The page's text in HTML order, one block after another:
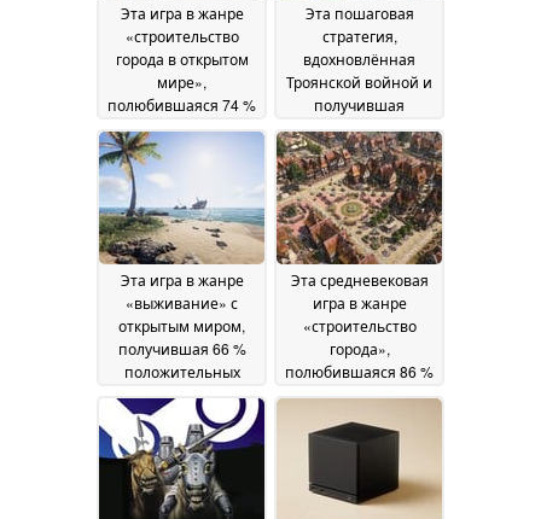
Эта игра в жанре
«строительство
города в открытом
мире»,
полюбившаяся 74 %
игроков, продается в
Steam со скидкой 50
%02 July 2026
Эта пошаговая
стратегия,
вдохновлённая
Троянской войной и
получившая
высокую оценку 71 %
игроков, продаётся в
Steam со скидкой 80
%01 July 2026
Эта игра в жанре
«выживание» с
открытым миром,
получившая 66 %
положительных
отзывов, продается в
Steam со скидкой 65
%30 June 2026
Эта средневековая
игра в жанре
«строительство
города»,
полюбившаяся 86 %
игроков, сейчас
продается в Steam со
скидкой 50 %